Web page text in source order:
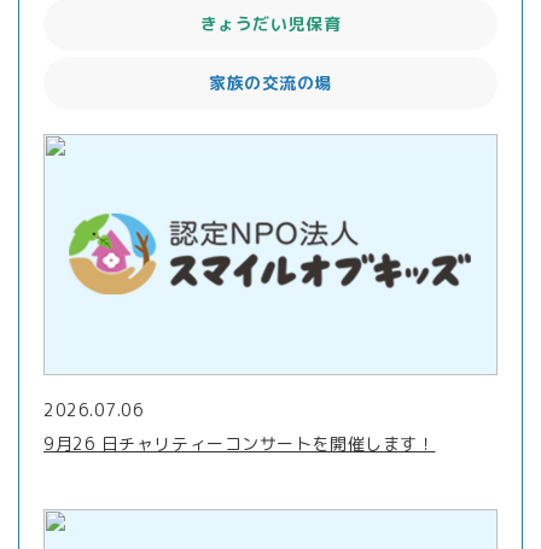
きょうだい児保育
家族の交流の場
2026.07.06
9月26 日チャリティーコンサートを開催します！